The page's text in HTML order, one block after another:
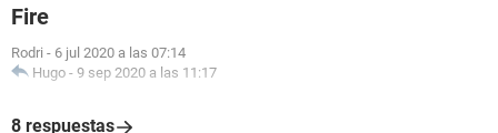
Fire
Rodri - 6 jul 2020 a las 07:14
Hugo - 9 sep 2020 a las 11:17
8 respuestas